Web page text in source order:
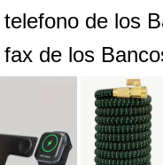
de los
de los